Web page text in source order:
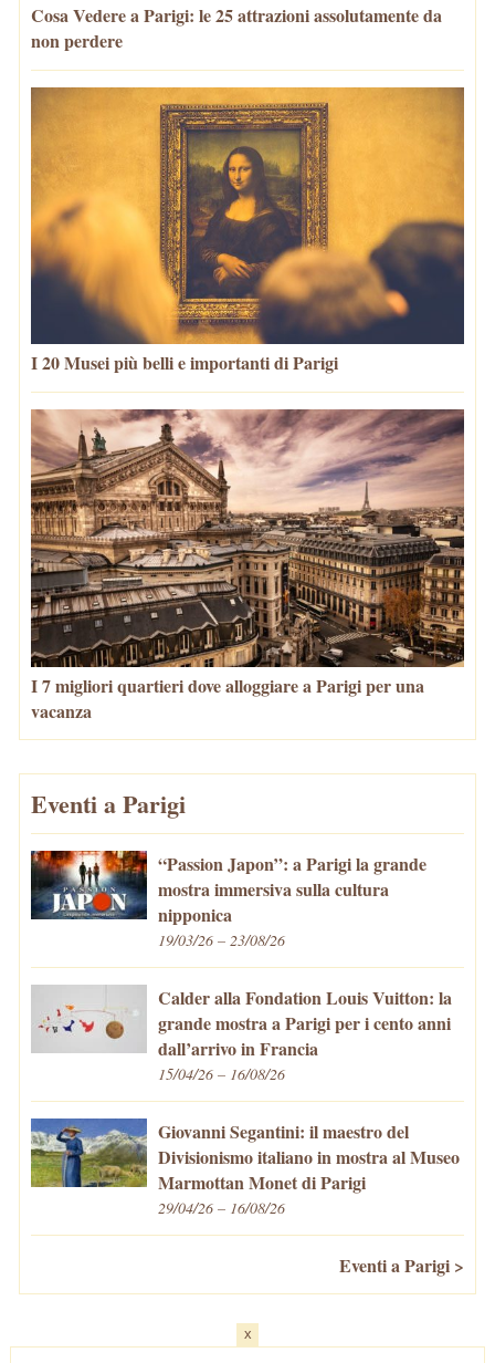
Cosa Vedere a Parigi: le 25 attrazioni assolutamente da
non perdere
I 20 Musei più belli e importanti di Parigi
I 7 migliori quartieri dove alloggiare a Parigi per una
vacanza
Eventi a Parigi
“Passion Japon”: a Parigi la grande
mostra immersiva sulla cultura
nipponica
19/03/26 – 23/08/26
Calder alla Fondation Louis Vuitton: la
grande mostra a Parigi per i cento anni
dall’arrivo in Francia
15/04/26 – 16/08/26
Giovanni Segantini: il maestro del
Divisionismo italiano in mostra al Museo
Marmottan Monet di Parigi
29/04/26 – 16/08/26
Eventi a Parigi >
x